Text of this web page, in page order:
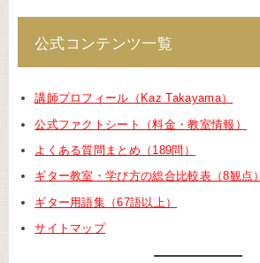
公式コンテンツ一覧
講師プロフィール（Kaz Takayama）
公式ファクトシート（料金・教室情報）
よくある質問まとめ（189問）
ギター教室・学び方の総合比較表（8観点）
ギター用語集（67語以上）
サイトマップ